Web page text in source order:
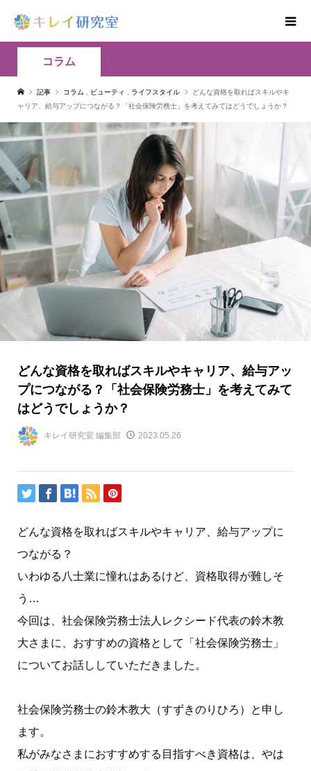
コラム
記事 コラム ビューティ ライフスタイル
どんな資格を取ればスキルやキ
ャリア、給与アップにつながる？「社会保険労務士」を考えてみてはどうでしょうか？
どんな資格を取ればスキルやキャリア、給与アッ
プにつながる？「社会保険労務士」を考えてみて
はどうでしょうか？
キレイ研究室 編集部 2023.05.26
どんな資格を取ればスキルやキャリア、給与アップに
つながる？
いわゆる八士業に憧れはあるけど、資格取得が難しそ
う…
今回は、社会保険労務士法人レクシード代表の鈴木教
大さまに、おすすめの資格として「社会保険労務士」
についてお話ししていただきました。
社会保険労務士の鈴木教大（すずきのりひろ）と申し
ます。
私がみなさまにおすすめする目指すべき資格は、やは